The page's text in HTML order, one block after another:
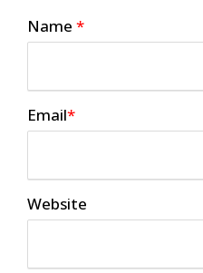
Name *
Email*
Website